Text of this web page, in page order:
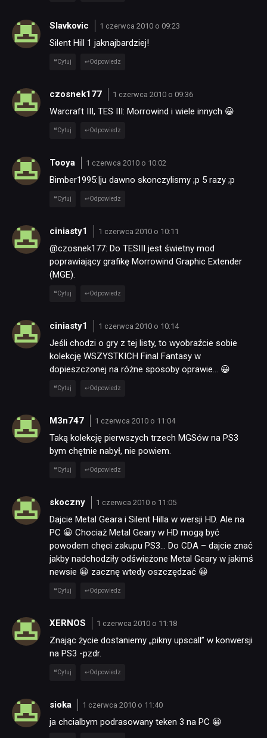
Slavkovic 1 czerwca 2010 o 09:23
Silent Hill 1 jaknajbardziej!
Cytuj Odpowiedz
czosnek177 1 czerwca 2010 o 09:36
Warcraft III, TES III: Morrowind i wiele innych 😀
Cytuj Odpowiedz
Tooya 1 czerwca 2010 o 10:02
Bimber1995:|ju dawno skonczylismy ;p 5 razy ;p
Cytuj Odpowiedz
ciniasty1 1 czerwca 2010 o 10:11
@czosnek177: Do TESIII jest świetny mod
poprawiający grafikę Morrowind Graphic Extender
(MGE).
Cytuj Odpowiedz
ciniasty1 1 czerwca 2010 o 10:14
Jeśli chodzi o gry z tej listy, to wyobraźcie sobie
kolekcję WSZYSTKICH Final Fantasy w
dopieszczonej na różne sposoby oprawie… 😀
Cytuj Odpowiedz
M3n747 1 czerwca 2010 o 11:04
Taką kolekcję pierwszych trzech MGSów na PS3
bym chętnie nabył, nie powiem.
Cytuj Odpowiedz
skoczny 1 czerwca 2010 o 11:05
Dajcie Metal Geara i Silent Hilla w wersji HD. Ale na
PC 😀 Chociaż Metal Geary w HD mogą być
powodem chęci zakupu PS3… Do CDA – dajcie znać
jakby nadchodziły odświeżone Metal Geary w jakimś
newsie 😀 zacznę wtedy oszczędzać 😀
Cytuj Odpowiedz
XERNOS 1 czerwca 2010 o 11:18
Znając życie dostaniemy „pikny upscall” w konwersji
na PS3 -pzdr.
Cytuj Odpowiedz
sioka 1 czerwca 2010 o 11:40
ja chcialbym podrasowany teken 3 na PC 😀